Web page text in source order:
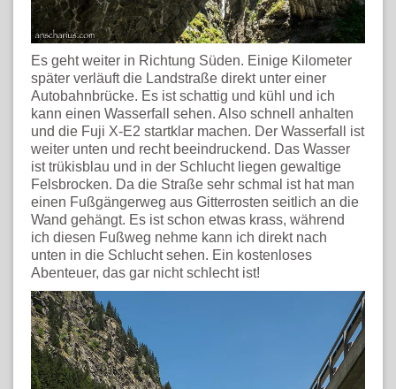
Es geht weiter in Richtung Süden. Einige Kilometer
später verläuft die Landstraße direkt unter einer
Autobahnbrücke. Es ist schattig und kühl und ich
kann einen Wasserfall sehen. Also schnell anhalten
und die Fuji X-E2 startklar machen. Der Wasserfall ist
weiter unten und recht beeindruckend. Das Wasser
ist trükisblau und in der Schlucht liegen gewaltige
Felsbrocken. Da die Straße sehr schmal ist hat man
einen Fußgängerweg aus Gitterrosten seitlich an die
Wand gehängt. Es ist schon etwas krass, während
ich diesen Fußweg nehme kann ich direkt nach
unten in die Schlucht sehen. Ein kostenloses
Abenteuer, das gar nicht schlecht ist!